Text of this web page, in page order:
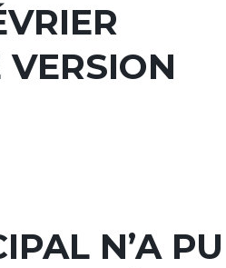
N’A PU